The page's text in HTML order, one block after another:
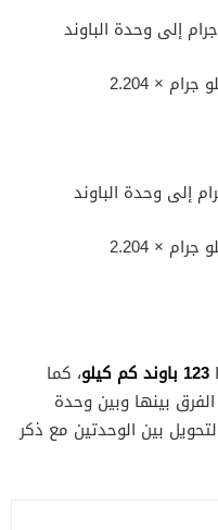
× 2.204
× 2.204
123 باوند كم كيلو
، كما
بينها وبين وحدة
بين الوحدتين مع ذكر